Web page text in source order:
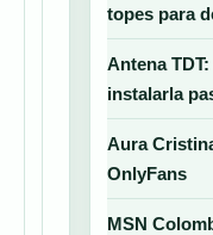
topes para
Antena
instalarla
Aura
OnlyFans
MSN